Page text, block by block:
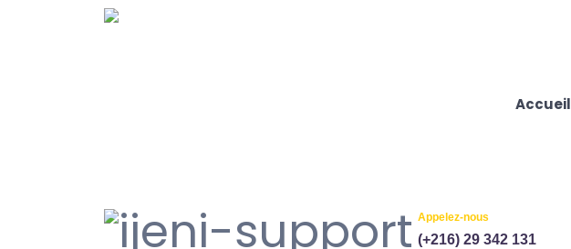
Accueil
Appelez-nous
(+216) 29 342 131